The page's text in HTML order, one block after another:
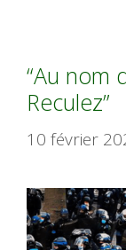
“Au nom
Reculez”
10 février